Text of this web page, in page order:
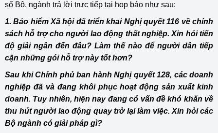
số Bộ, ngành trả lời trực tiếp tại họp báo như sau:
1. Bảo hiểm Xã hội đã triển khai Nghị quyết 116 về chính
sách hỗ trợ cho người lao động thất nghiệp. Xin hỏi tiến
độ giải ngân đến đâu? Làm thế nào để người dân tiếp
cận những gói hỗ trợ này tốt hơn?
Sau khi Chính phủ ban hành Nghị quyết 128, các doanh
nghiệp đã và đang khôi phục hoạt động sản xuất kinh
doanh. Tuy nhiên, hiện nay đang có vấn đề khó khăn về
thu hút người lao động quay trở lại làm việc. Xin hỏi các
Bộ ngành có giải pháp gì?